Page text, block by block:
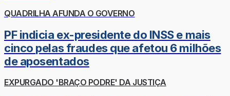
QUADRILHA AFUNDA O GOVERNO
PF indicia ex-presidente do INSS e mais
cinco pelas fraudes que afetou 6 milhões
de aposentados
EXPURGADO 'BRAÇO PODRE' DA JUSTIÇA